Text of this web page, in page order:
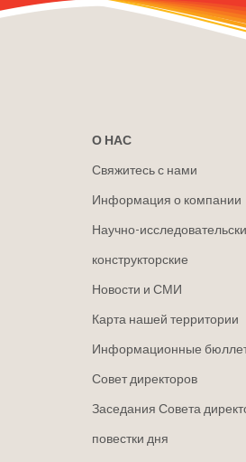
О НАС
Свяжитесь с нами
Информация о компании
Научно-
конструкторские
Новости и СМИ
Карта нашей территории
Информационные
Совет директоров
Заседания Совета
повестки дня